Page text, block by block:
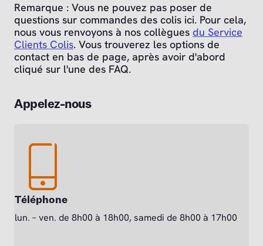
Remarque : Vous ne pouvez pas poser de
questions sur commandes des colis ici. Pour cela,
nous vous renvoyons à nos collègues du Service
Clients Colis. Vous trouverez les options de
contact en bas de page, après avoir d'abord
cliqué sur l'une des FAQ.
Appelez-nous
Téléphone
lun. – ven. de 8h00 à 18h00, samedi de 8h00 à 17h00